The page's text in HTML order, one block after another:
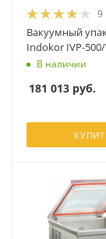
9
Вакуумный
Indokor IVP-500/
В наличии
181 013 руб.